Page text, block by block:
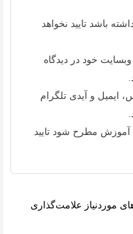
باشد تایید نخواهد
خود در دیدگاه
ایمیل و آیدی تلگرام
آموزش مطرح شود تایید
موردنیاز علامت‌گذاری